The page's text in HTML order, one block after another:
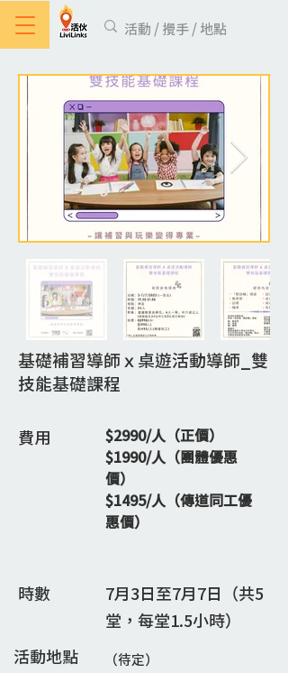
基礎補習導師ｘ桌遊活動導師_雙
技能基礎課程
費用
$2990/人（正價）
$1990/人（團體優惠
價）
$1495/人（傳道同工優
惠價）
時數
7月3日至7月7日（共5
堂，每堂1.5小時）
活動地點
（待定）